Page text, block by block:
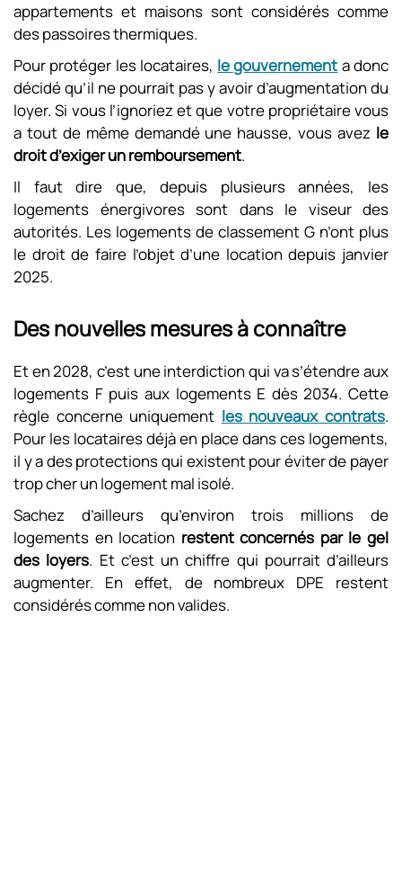
appartements et maisons sont considérés comme
des passoires thermiques.
Pour protéger les locataires, le gouvernement a donc
décidé qu’il ne pourrait pas y avoir d’augmentation du
loyer. Si vous l’ignoriez et que votre propriétaire vous
a tout de même demandé une hausse, vous avez le
droit d’exiger un remboursement.
Il faut dire que, depuis plusieurs années, les
logements énergivores sont dans le viseur des
autorités. Les logements de classement G n’ont plus
le droit de faire l’objet d’une location depuis janvier
2025.
Des nouvelles mesures à connaître
Et en 2028, c’est une interdiction qui va s’étendre aux
logements F puis aux logements E dès 2034. Cette
règle concerne uniquement les nouveaux contrats.
Pour les locataires déjà en place dans ces logements,
il y a des protections qui existent pour éviter de payer
trop cher un logement mal isolé.
Sachez d’ailleurs qu’environ trois millions de
logements en location restent concernés par le gel
des loyers. Et c’est un chiffre qui pourrait d’ailleurs
augmenter. En effet, de nombreux DPE restent
considérés comme non valides.